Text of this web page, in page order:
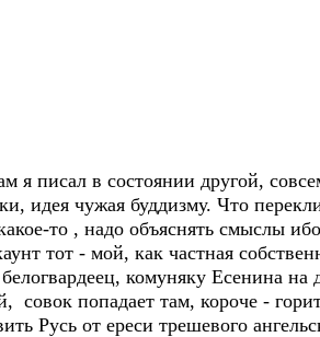
я писал в состоянии другой,
идея чужая буддизму. Что
то , надо объяснять смыслы
тот - мой, как частная
комуняку Есенина на
совок попадает там, короче -
Русь от ереси трешевого